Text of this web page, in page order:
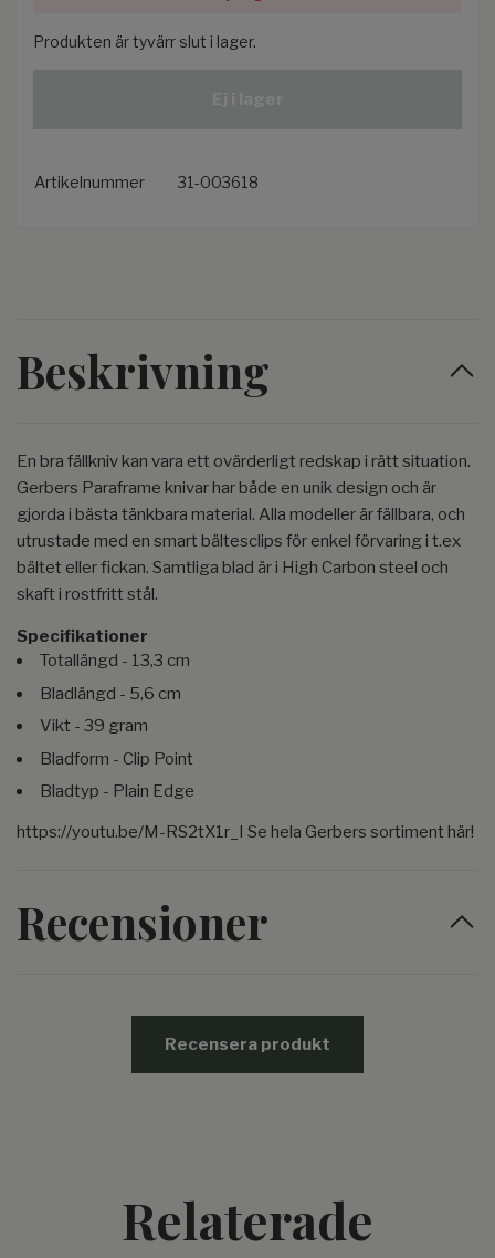
Produkten är tyvärr slut i lager.
Artikelnummer 31-003618
Beskrivning
En bra fällkniv kan vara ett ovärderligt redskap i rätt situation.
Gerbers Paraframe knivar har både en unik design och är
gjorda i bästa tänkbara material. Alla modeller är fällbara, och
utrustade med en smart bältesclips för enkel förvaring i t.ex
bältet eller fickan. Samtliga blad är i High Carbon steel och
skaft i rostfritt stål.
Specifikationer
Totallängd - 13,3 cm
Bladlängd - 5,6 cm
Vikt - 39 gram
Bladform - Clip Point
Bladtyp - Plain Edge
https://youtu.be/M-RS2tX1r_I Se hela Gerbers sortiment här!
Recensioner
Recensera produkt
Relaterade